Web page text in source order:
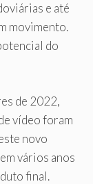
e até
movimento.
do
de 2022,
vídeo foram
novo
vários anos
final.